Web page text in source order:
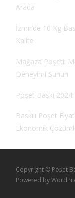
Arada
İzmir’de 10 Kg
Kalite
Mağaza Poşeti:
Deneyimi Sunun
Poşet Baskı
Baskılı Poşet
Ekonomik
Copyright © Poşet
Powered by